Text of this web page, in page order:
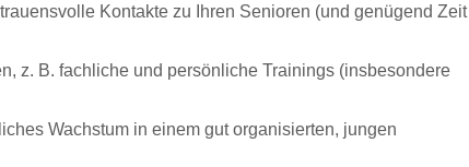
Kontakte zu Ihren Senioren (und genügend Zeit
z. B. fachliche und persönliche Trainings (insbesondere
Wachstum in einem gut organisierten, jungen